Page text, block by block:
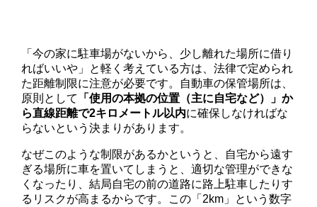
「今の家に駐車場がないから、少し離れた場所に借り
ればいいや」と軽く考えている方は、法律で定められ
た距離制限に注意が必要です。自動車の保管場所は、
原則として
「使用の本拠の位置（主に自宅など）」か
ら直線距離で2キロメートル以内に確保しなければな
らないという決まりがあります。
なぜこのような制限があるかというと、自宅から遠す
ぎる場所に車を置いてしまうと、適切な管理ができな
くなったり、結局自宅の前の道路に路上駐車したりす
るリスクが高まるからです。この「2km」という数字